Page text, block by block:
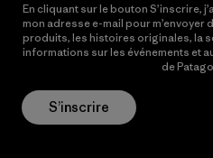
En cliquant sur le bouton S’inscrire,
mon adresse e-mail pour m’envoyer
produits, les histoires originales, la
informations sur les événements et
de
S’inscrire